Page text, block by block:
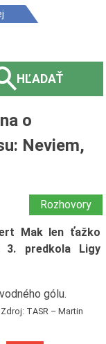
HĽADAŤ
o
Neviem,
Rozhovory
Mak len ťažko
3. predkola Ligy
TASR – Martin